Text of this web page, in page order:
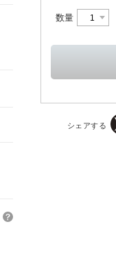
数量
シェアする